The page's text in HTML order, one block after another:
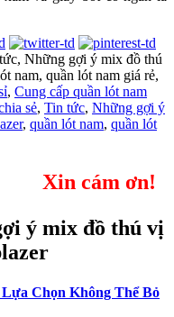
Những gợi ý mix đồ thú
nam, quần lót nam giá rẻ,
, Cung cấp quần lót nam
sẻ, Tin tức, Những gợi ý
, quần lót nam, quần lót
Xin cám ơn!
ý mix đồ thú vị
Chọn Không Thể Bỏ